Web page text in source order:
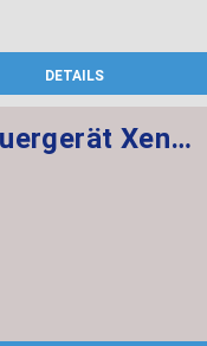
DETAILS
Steuergerät Xenon-Licht